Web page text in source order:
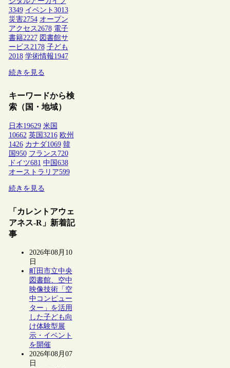
3349 イベント 3013
災害2754 オープン
アクセス2678 電子
書籍2227 図書館サ
ービス2178 子ども
2018 学術情報1947
続きを見る
キーワードから検
索（国・地域）
日本19629 米国
10662 英国 3216 欧州
1426 カナダ1069 韓
国 950 フランス 720
ドイツ681 中国 638
オーストラリア599
続きを見る
「カレントアウェ
アネス-R」新着記
事
2026年08月10
日
町田市立中央
図書館、空中
映像技術「空
中コンピュー
ター」を活用
した子ども向
け体験型展
示・イベント
を開催
2026年08月07
日